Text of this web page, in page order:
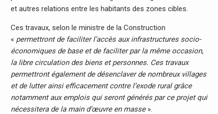
et autres relations entre les habitants des zones cibles.
Ces travaux, selon le ministre de la Construction
« permettront de faciliter l’accès aux infrastructures socio-
économiques de base et de faciliter par la même occasion,
la libre circulation des biens et personnes. Ces travaux
permettront également de désenclaver de nombreux villages
et de lutter ainsi efficacement contre l’exode rural grâce
notamment aux emplois qui seront générés par ce projet qui
nécessitera de la main d’œuvre en masse».